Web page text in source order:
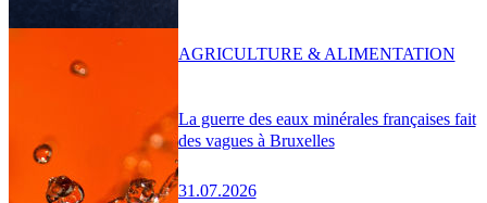
La guerre des eaux minérales françaises fait
des vagues à Bruxelles
31.07.2026
AGRICULTURE & ALIMENTATION